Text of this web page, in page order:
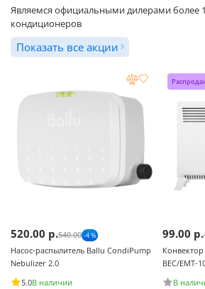
Являемся официальными дилерами более
кондиционеров
520.00 р.540.00 -4 %
Насос-распылитель Ballu CondiPump
Nebulizer 2.0
5.0В наличии
99.00 р.
BEC/EMT-
В
Показать все акции